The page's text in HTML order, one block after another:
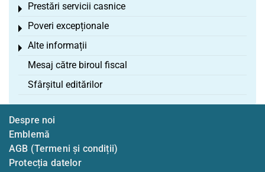
Prestări servicii casnice
Toggle menu
Poveri excepționale
Toggle menu
Alte informații
Toggle menu
Mesaj către biroul fiscal
Sfârșitul editărilor
Despre noi
Emblemă
AGB (Termeni și condiții)
Protecția datelor